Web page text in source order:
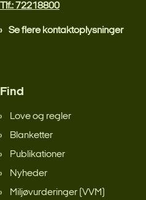
Tlf.: 72218800
Se flere kontaktoplysninger
Find
Love og regler
Blanketter
Publikationer
Nyheder
Miljøvurderinger (VVM)